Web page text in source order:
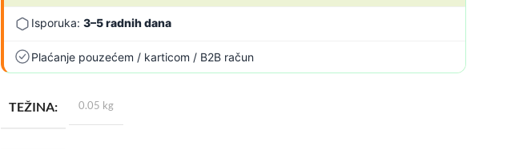
Isporuka: 3–5 radnih dana
Plaćanje pouzećem / karticom / B2B račun
TEŽINA 0.05 kg